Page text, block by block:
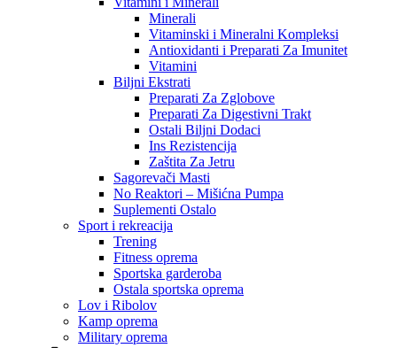
Minerali
Vitaminski i Mineralni Kompleksi
Antioxidanti i Preparati Za Imunitet
Vitamini
Biljni Ekstrati
Preparati Za Zglobove
Preparati Za Digestivni Trakt
Ostali Biljni Dodaci
Ins Rezistencija
Zaštita Za Jetru
Sagorevači Masti
No Reaktori – Mišićna Pumpa
Suplementi Ostalo
Sport i rekreacija
Trening
Fitness oprema
Sportska garderoba
Ostala sportska oprema
Lov i Ribolov
Kamp oprema
Military oprema